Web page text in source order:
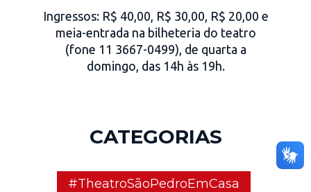
Ingressos: R$ 40,00, R$ 30,00, R$ 20,00 e
meia-entrada na bilheteria do teatro
(fone 11 3667-0499), de quarta a
domingo, das 14h às 19h.
CATEGORIAS
#TheatroSãoPedroEmCasa